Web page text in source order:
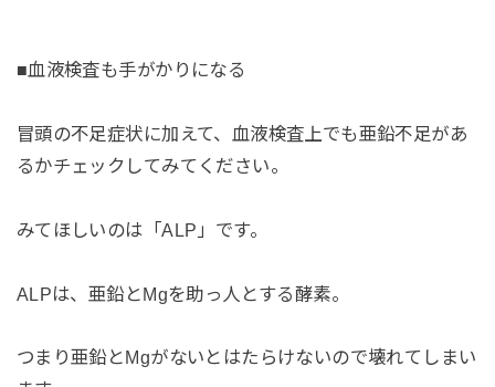
■血液検査も手がかりになる
冒頭の不足症状に加えて、血液検査上でも亜鉛不足があ
るかチェックしてみてください。
みてほしいのは「ALP」です。
ALPは、亜鉛とMgを助っ人とする酵素。
つまり亜鉛とMgがないとはたらけないので壊れてしまい